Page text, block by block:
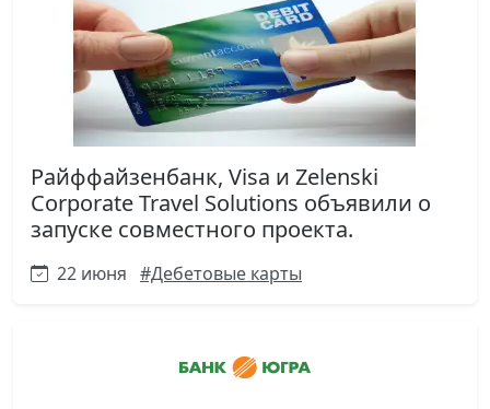
Райффайзенбанк, Visa и Zelenski
Corporate Travel Solutions объявили о
запуске совместного проекта.
22 июня #Дебетовые карты